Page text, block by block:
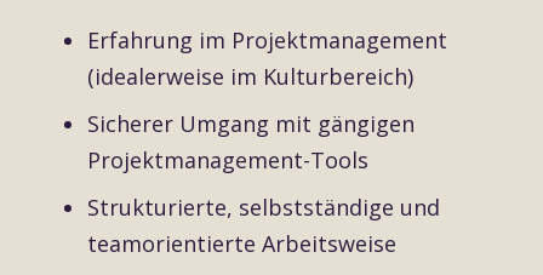
Erfahrung im Projektmanagement
(idealerweise im Kulturbereich)
Sicherer Umgang mit gängigen
Projektmanagement-Tools
Strukturierte, selbstständige und
teamorientierte Arbeitsweise